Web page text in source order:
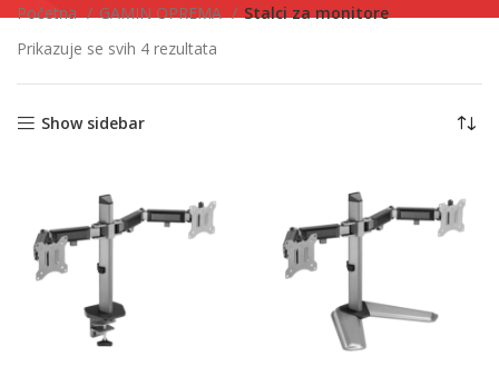
Početna GAMIN OPREMA
Stalci za monitore
Prikazuje se svih 4 rezultata
Show sidebar